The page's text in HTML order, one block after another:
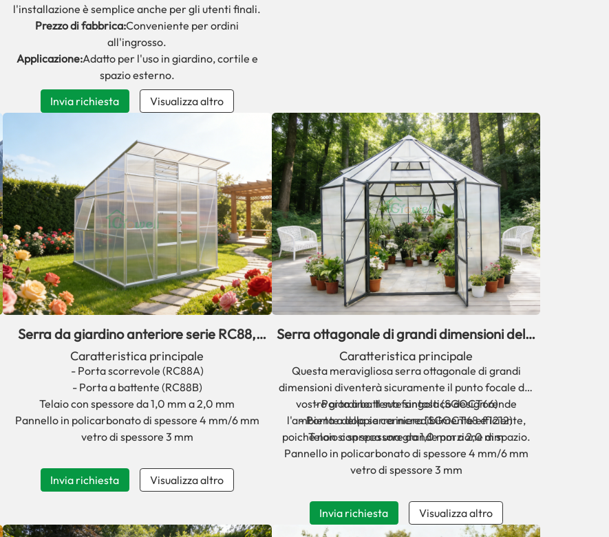
l'installazione è semplice anche per gli utenti finali.
Prezzo di fabbrica:Conveniente per ordini
all'ingrosso.
Applicazione:Adatto per l'uso in giardino, cortile e
spazio esterno.
Invia richiesta
Visualizza altro
Serra da giardino anteriore serie RC88,
facile da assemblare, in vendita.
Caratteristica principale
- Porta scorrevole (RC88A)
- Porta a battente (RC88B)
Telaio con spessore da 1,0 mm a 2,0 mm
Pannello in policarbonato di spessore 4 mm/6 mm
vetro di spessore 3 mm
Invia richiesta Visualizza altro
Serra ottagonale di grandi dimensioni della
serie SGOCT 66, 68 e 1212.
Caratteristica principale
Questa meravigliosa serra ottagonale di grandi
dimensioni diventerà sicuramente il punto focale del
vostro giardino. Il suo fantastico design rende
l'ambiente della serra incredibilmente efficiente,
poiché non si spreca una grande porzione di spazio.
- Porta a battente singola (SGOCT66)
- Porta a doppia cerniera (SGOCT68 e 1212)
Telaio con spessore da 1,0 mm a 2,0 mm
Pannello in policarbonato di spessore 4 mm/6 mm
vetro di spessore 3 mm
Invia richiesta Visualizza altro